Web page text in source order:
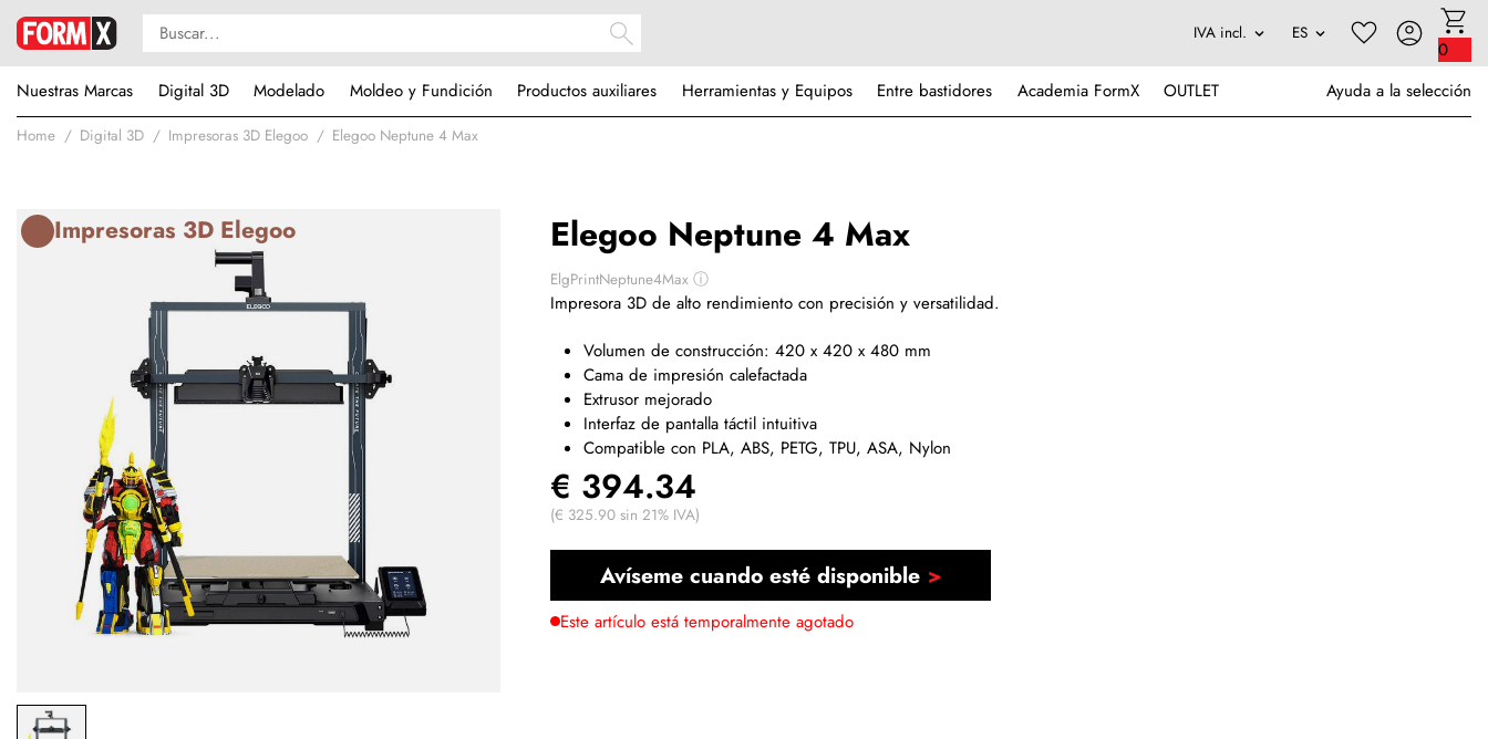
0
Nuestras Marcas
Digital 3D Modelado Moldeo y Fundición Productos auxiliares Herramientas y Equipos Entre bastidores Academia FormX OUTLET Ayuda a la selección
Home Digital 3D Impresoras 3D Elegoo Elegoo Neptune 4 Max
Elegoo Neptune 4 Max
ElgPrintNeptune4Maxⓘ
Impresoras 3D Elegoo
Impresora 3D de alto rendimiento con precisión y versatilidad.
Volumen de construcción: 420 x 420 x 480 mm
Cama de impresión calefactada
Extrusor mejorado
Interfaz de pantalla táctil intuitiva
Compatible con PLA, ABS, PETG, TPU, ASA, Nylon
€ 394.34
(€ 325.90 sin 21% IVA)
Avíseme cuando esté disponible
Este artículo está temporalmente agotado